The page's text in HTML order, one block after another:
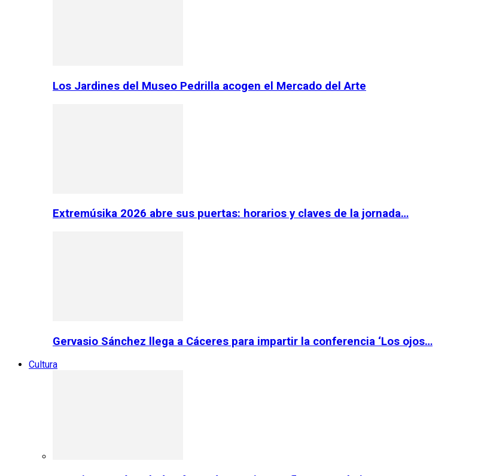
Los Jardines del Museo Pedrilla acogen el Mercado del Arte
Extremúsika 2026 abre sus puertas: horarios y claves de la jornada…
Gervasio Sánchez llega a Cáceres para impartir la conferencia ‘Los ojos…
Cultura